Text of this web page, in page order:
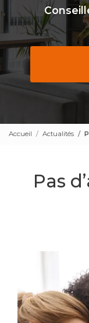
Accueil Actualités
Pas